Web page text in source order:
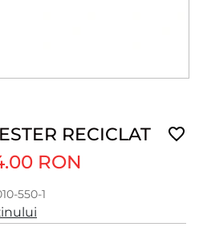
RECICLAT
RON
550-1